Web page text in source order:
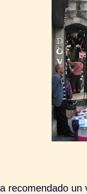
recomendado